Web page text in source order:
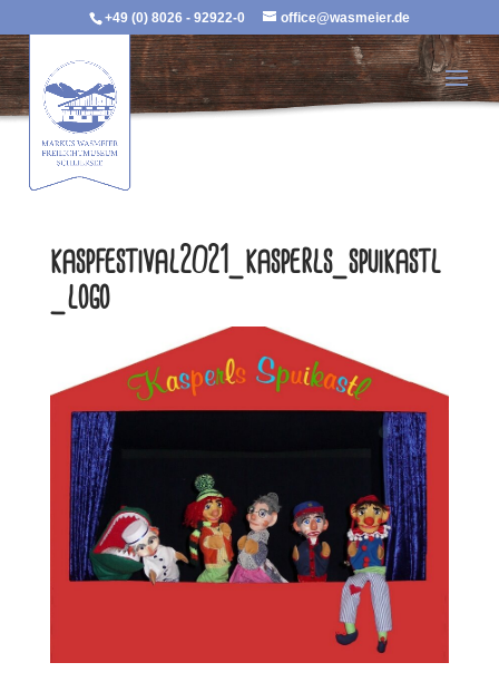
+49 (0) 8026 - 92922-0 office@wasmeier.de
kaspfestival2021_kasperls_spuikastl
_logo